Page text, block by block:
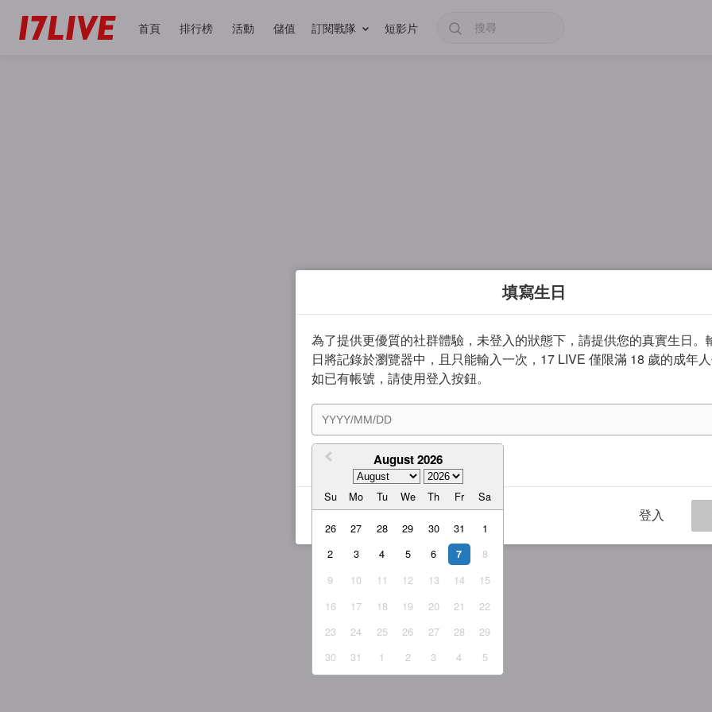
首頁 排行榜 活動 儲值 訂閱戰隊 短影片
填寫生日
為了提供更優質的社群體驗，未登入的狀態下，請提供您的真實生日。
日將記錄於瀏覽器中，且只能輸入一次，17 LIVE 僅限滿 18 歲的成年人
如已有帳號，請使用登入按鈕。
August 2026
Su Mo Tu We Th Fr Sa
26 27 28 29 30 31
1
2
3 4 5 6 7
8
9
10 11 12 13 14
15
16
17 18 19 20 21
22
23
24 25 26 27 28
29
30
31 1 2 3 4 5
我同意 服務條款與隱私權政策
登入